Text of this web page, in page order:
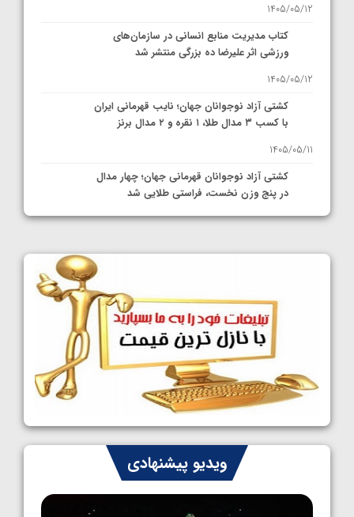
1405/05/12
کتاب مدیریت منابع انسانی در سازمان‌های
ورزشی اثر علیرضا ده بزرگی منتشر شد
1405/05/12
کشتی آزاد نوجوانان جهان؛ نایب قهرمانی ایران
با کسب ۳ مدال طلا، ۱ نقره و ۲ مدال برنز
1405/05/11
کشتی آزاد نوجوانان قهرمانی جهان؛ چهار مدال
در پنج وزن نخست، فراستی طلایی شد
1405/05/11
کشتی آزاد نوجوانان جهان؛ رقبای نمایندگان
ایران مشخص شدند
1405/05/08
کشتی فرنگی نوجوانان جهان؛ سکوی تیمی
سوم برای ایران
1405/05/07
ایران چشم به راه چهار مدال در پنج وزن دوم
کشتی فرنگی نوجوانان جهان
1405/05/06
ویدیو پیشنهادی